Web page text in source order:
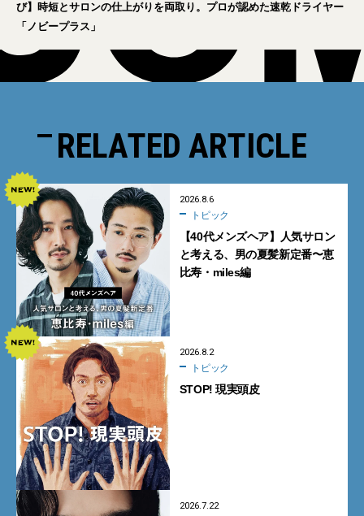
び】時短とサロンの仕上がりを両取り。プロが認めた速乾ドライヤー
「ノビープラス」
RELATED ARTICLE
2026.8.6
トピック
【40代メンズヘア】人気サロン
と考える、男の夏髪新定番〜恵
比寿・miles編
2026.8.2
トピック
STOP! 現実頭皮
2026.7.22